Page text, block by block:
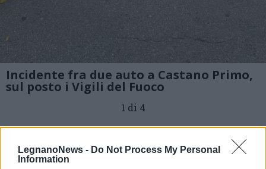
LegnanoNews - Do Not Process My Personal
Information
Incidente fra due auto a Castano Primo,
sul posto i Vigili del Fuoco
1 di 4
TAG